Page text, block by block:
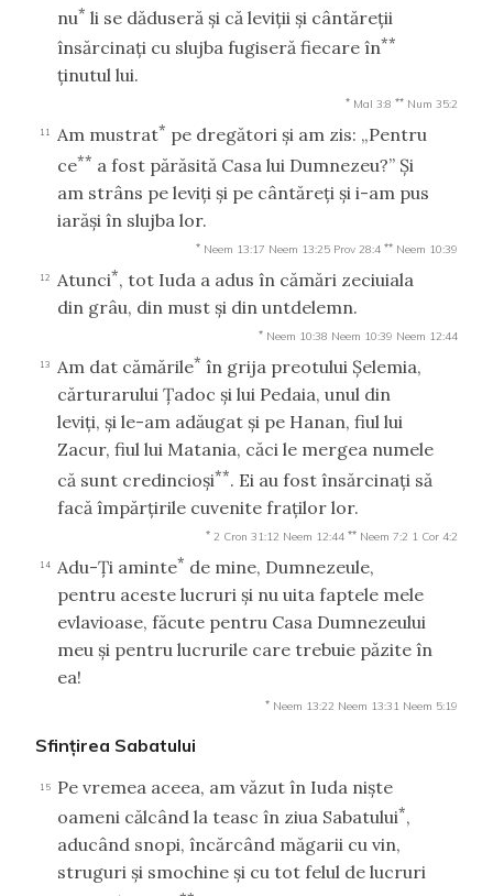
nu* li se dăduseră şi că leviţii şi cântăreţii
însărcinaţi cu slujba fugiseră fiecare în**
ţinutul lui.
* Mal 3:8 ** Num 35:2
11 Am mustrat* pe dregători şi am zis: „Pentru
ce** a fost părăsită Casa lui Dumnezeu?” Şi
am strâns pe leviţi şi pe cântăreţi şi i-am pus
iarăşi în slujba lor.
* Neem 13:17 Neem 13:25 Prov 28:4 ** Neem 10:39
12 Atunci*, tot Iuda a adus în cămări zeciuiala
din grâu, din must şi din untdelemn.
* Neem 10:38 Neem 10:39 Neem 12:44
13 Am dat cămările* în grija preotului Şelemia,
cărturarului Ţadoc şi lui Pedaia, unul din
leviţi, şi le-am adăugat şi pe Hanan, fiul lui
Zacur, fiul lui Matania, căci le mergea numele
că sunt credincioşi**. Ei au fost însărcinaţi să
facă împărţirile cuvenite fraţilor lor.
* 2 Cron 31:12 Neem 12:44 ** Neem 7:2 1 Cor 4:2
14 Adu-Ţi aminte* de mine, Dumnezeule,
pentru aceste lucruri şi nu uita faptele mele
evlavioase, făcute pentru Casa Dumnezeului
meu şi pentru lucrurile care trebuie păzite în
ea!
* Neem 13:22 Neem 13:31 Neem 5:19
Sfinţirea Sabatului
15
Pe vremea aceea, am văzut în Iuda nişte
oameni călcând la teasc în ziua Sabatului*,
aducând snopi, încărcând măgarii cu vin,
struguri şi smochine şi cu tot felul de lucruri